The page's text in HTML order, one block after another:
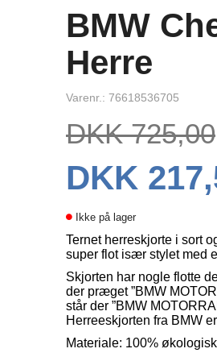
BMW
Herre
Varenr.: 76618536705
DKK 725,00
DKK
Ikke på lager
Ternet herreskjorte i sort
super flot især stylet med
Skjorten har nogle flotte
der præget ”BMW
står der ”BMW
Herreeskjorten fra BMW
Materiale: 100%